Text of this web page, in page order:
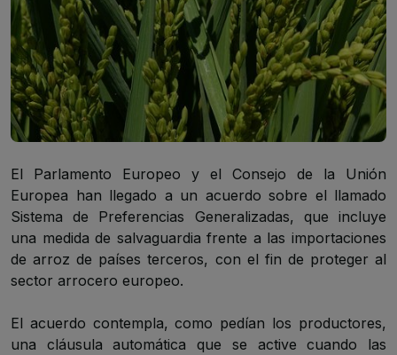
El Parlamento Europeo y el Consejo de la Unión
Europea han llegado a un acuerdo sobre el llamado
Sistema de Preferencias Generalizadas, que incluye
una medida de salvaguardia frente a las importaciones
de arroz de países terceros, con el fin de proteger al
sector arrocero europeo.
El acuerdo contempla, como pedían los productores,
una cláusula automática que se active cuando las